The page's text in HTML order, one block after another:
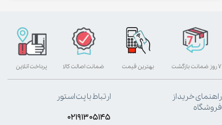
بهترین قیمت پرداخت آنلاین ۷ روز ضمانت بازگشت ضمانت اصالت کالا
راهنمای خرید از
فروشگاه
ارتباط با پت استور
۰۲۱۹۱۳۰۵۱۴۵